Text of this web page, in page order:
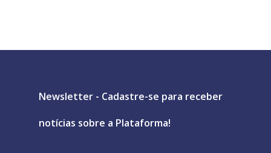
Newsletter - Cadastre-se para receber
notícias sobre a Plataforma!